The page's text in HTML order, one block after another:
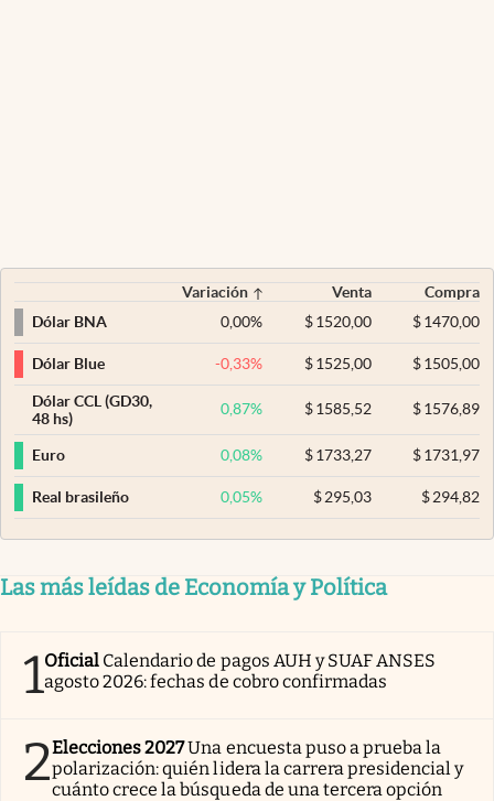
Variación Venta
Compra
Dólar BNA
0,00% $ 1520,00 $1470,00
Dólar Blue -0,33% $ 1525,00 $1505,00
Dólar CCL (GD30,
48 hs)
0,87% $ 1585,52 $1576,89
Euro 0,08% $ 1733,27 $1731,97
Real brasileño 0,05% $ 295,03 $294,82
Las más leídas de Economía y Política
1Oficial Calendario de pagos AUH y SUAF ANSES
agosto 2026: fechas de cobro confirmadas
2Elecciones 2027Una encuesta puso a prueba la
polarización: quién lidera la carrera presidencial y
cuánto crece la búsqueda de una tercera opción